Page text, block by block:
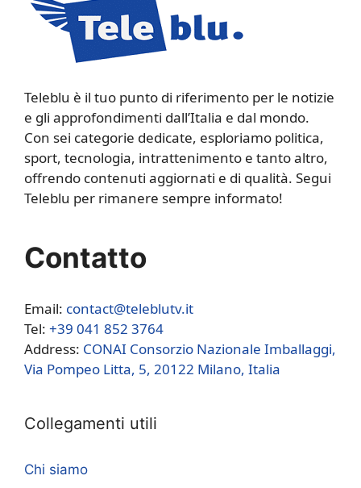
Teleblu è il tuo punto di riferimento per le notizie
e gli approfondimenti dall’Italia e dal mondo.
Con sei categorie dedicate, esploriamo politica,
sport, tecnologia, intrattenimento e tanto altro,
offrendo contenuti aggiornati e di qualità. Segui
Teleblu per rimanere sempre informato!
Contatto
Email: contact@teleblutv.it
Tel: +39 041 852 3764
Address: CONAI Consorzio Nazionale Imballaggi,
Via Pompeo Litta, 5, 20122 Milano, Italia
Collegamenti utili
Chi siamo